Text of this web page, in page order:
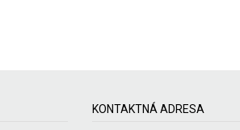
KONTAKTNÁ ADRESA